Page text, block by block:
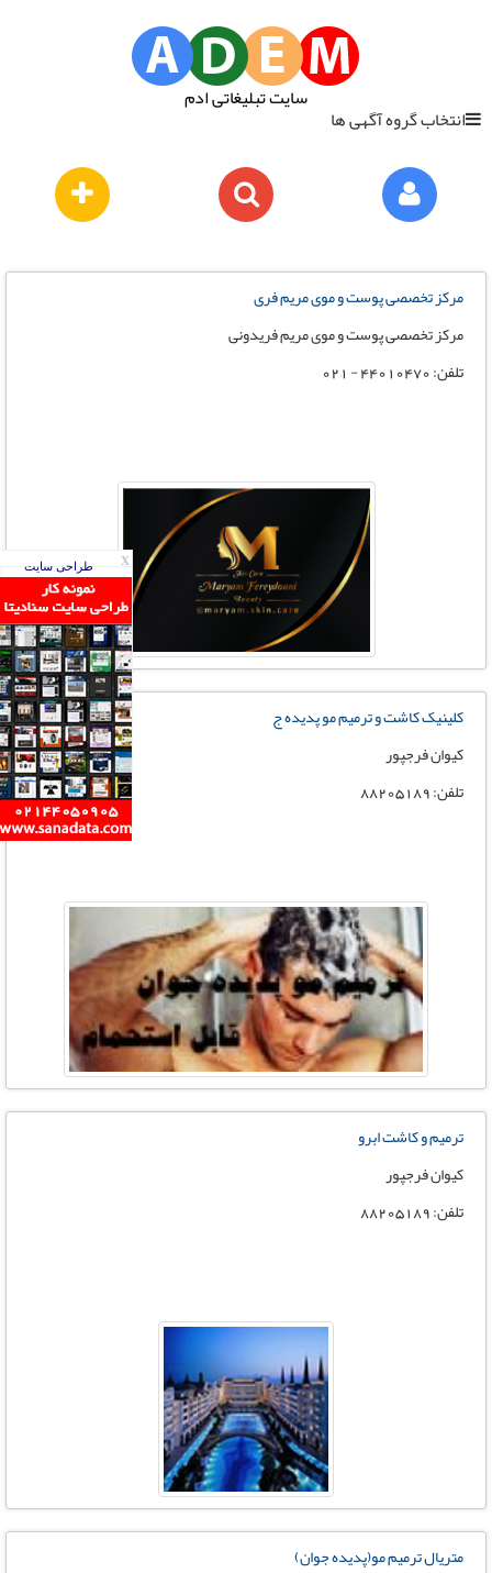
X طراحی سایت
سایت تبلیغاتی ادم
انتخاب گروه آگهی ها
مرکز تخصصی پوست و موی مریم فری
مرکز تخصصی پوست و موی مریم فریدونی
تلفن: ۴۴۰۱۰۴۷۰ - ۰۲۱
کلینیک کاشت و ترمیم مو پدیده ج
کیوان فرجپور
تلفن: 88205189
ترمیم و کاشت ابرو
کیوان فرجپور
تلفن: 88205189
متریال ترمیم مو(پدیده جوان)